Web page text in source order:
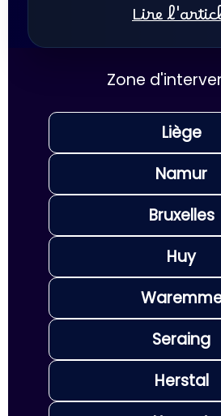
Lire
Zone
Liège
Namur
Bruxelles
Huy
Seraing
Herstal